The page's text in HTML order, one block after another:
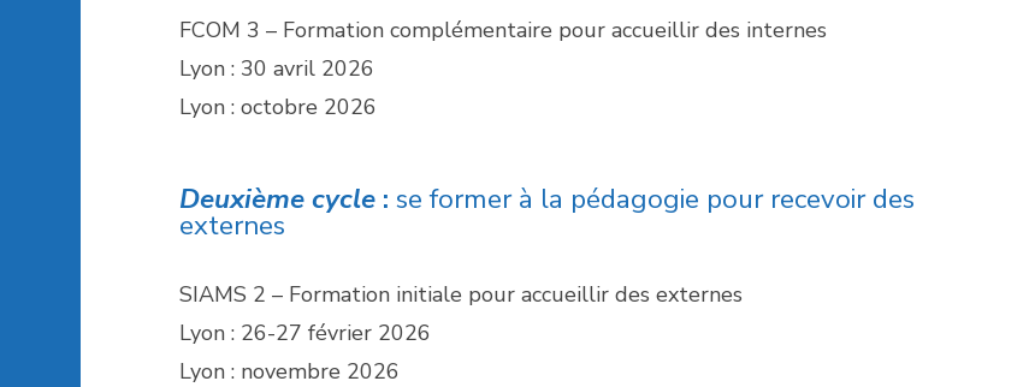
FCOM 3 – Formation complémentaire pour accueillir des internes
Lyon : 30 avril 2026
Lyon : octobre 2026
Deuxième cycle: se former à la pédagogie pour recevoir des
externes
SIAMS 2 – Formation initiale pour accueillir des externes
Lyon : 26-27 février 2026
Lyon : novembre 2026